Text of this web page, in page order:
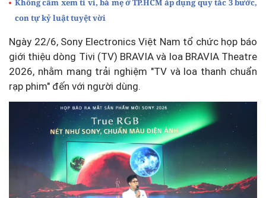
Không cấm xem ti vi, bà mẹ ở TP.HCM áp dụng quy tắc 3 bước,
con tự kỷ luật tuyệt vời
Ngày 22/6, Sony Electronics Việt Nam tổ chức họp báo
giới thiệu dòng Tivi (TV) BRAVIA và loa BRAVIA Theatre
2026, nhằm mang trải nghiệm "TV và loa thanh chuẩn
rạp phim" đến với người dùng.